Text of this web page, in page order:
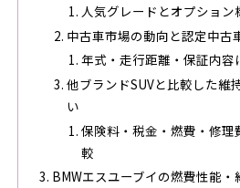
人気グレードとオプション
中古車市場の動向と認定中古
年式・走行距離・保証内容
他ブランドSUVと比較した維
い
保険料・税金・燃費・修理
較
BMWエスユーブイの燃費性能